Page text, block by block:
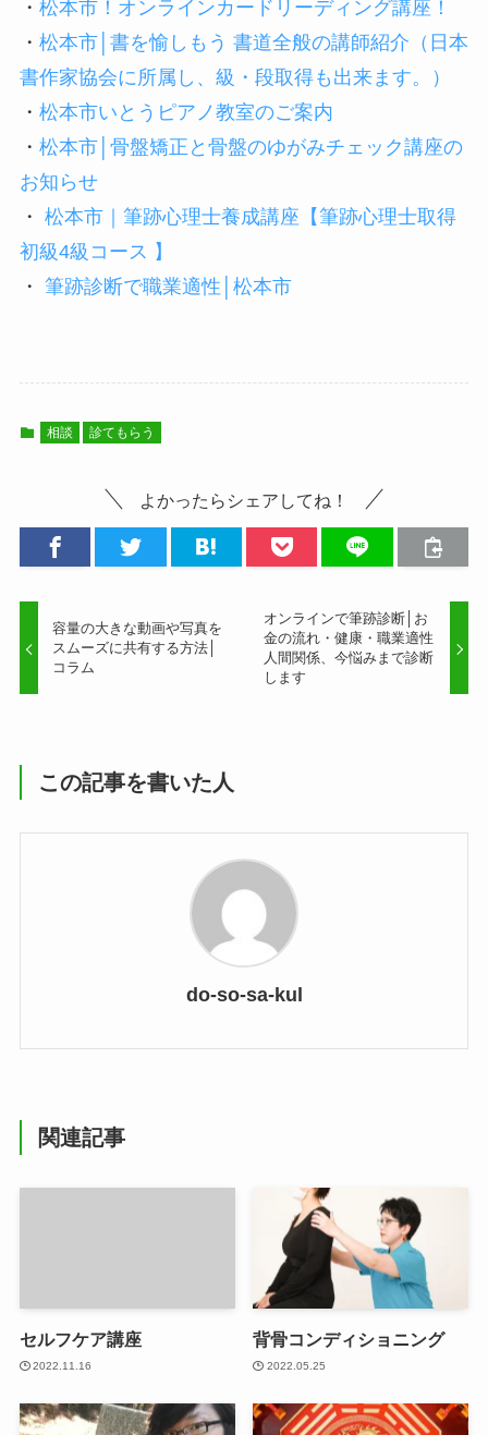
・ 松本市！オンラインカードリーディング講座！
・ 松本市│書を愉しもう 書道全般の講師紹介（日本
書作家協会に所属し、級・段取得も出来ます。）
・ 松本市いとうピアノ教室のご案内
・ 松本市│骨盤矯正と骨盤のゆがみチェック講座の
お知らせ
・ 松本市｜筆跡心理士養成講座【筆跡心理士取得
初級4級コース 】
・ 筆跡診断で職業適性│松本市
相談 診てもらう
よかったらシェアしてね！
容量の大きな動画や写真を
スムーズに共有する方法│
コラム
オンラインで筆跡診断│お
金の流れ・健康・職業適性
人間関係、今悩みまで診断
します
この記事を書いた人
do-so-sa-kul
関連記事
セルフケア講座
2022.11.16
背骨コンディショニング
2022.05.25